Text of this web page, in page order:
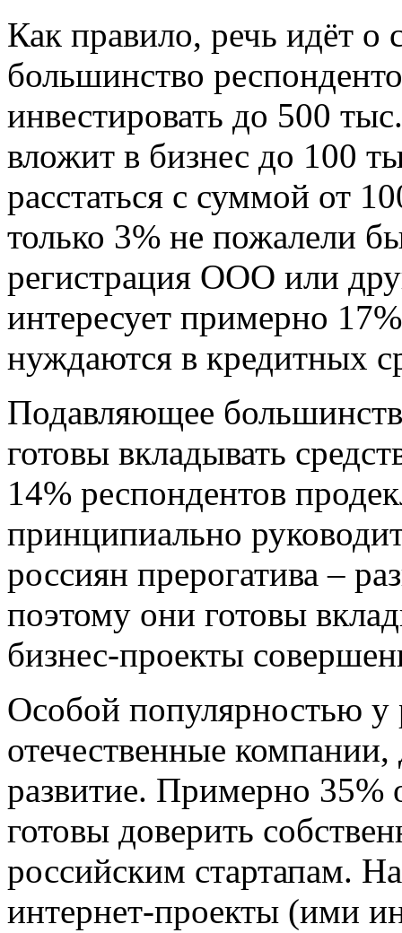
Как правило, речь идёт о
большинство
инвестировать до 500
вложит в бизнес до 100
расстаться с суммой от
только 3% не пожалели
регистрация ООО или
интересует примерно
нуждаются в кредитных
Подавляющее
готовы вкладывать
14% респондентов
принципиально
россиян прерогатива –
поэтому они готовы
бизнес-проекты
Особой популярностью у
отечественные
развитие. Примерно
готовы доверить
российским стартапам.
интернет-проекты (ими